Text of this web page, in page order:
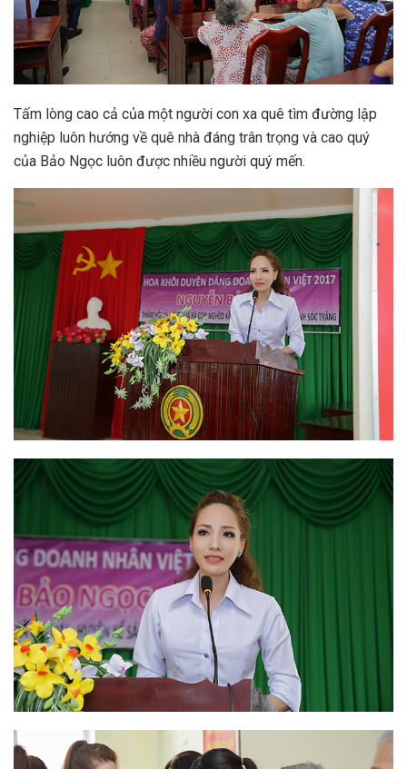
Tấm lòng cao cả của một người con xa quê tìm đường lập
nghiệp luôn hướng về quê nhà đáng trân trọng và cao quý
của Bảo Ngọc luôn được nhiều người quý mến.